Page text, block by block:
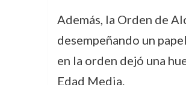
Además, la Orden de
desempeñando un
en la orden dejó una
Edad Media.